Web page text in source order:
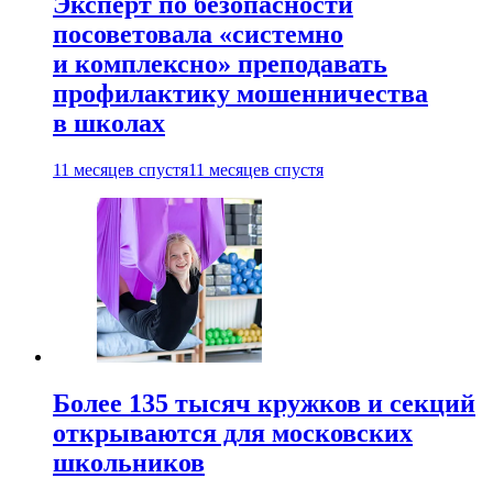
посоветовала «системно
и комплексно» преподавать
профилактику мошенничества
в школах
11 месяцев спустя11 месяцев спустя
Более 135 тысяч кружков и секций
открываются для московских
школьников